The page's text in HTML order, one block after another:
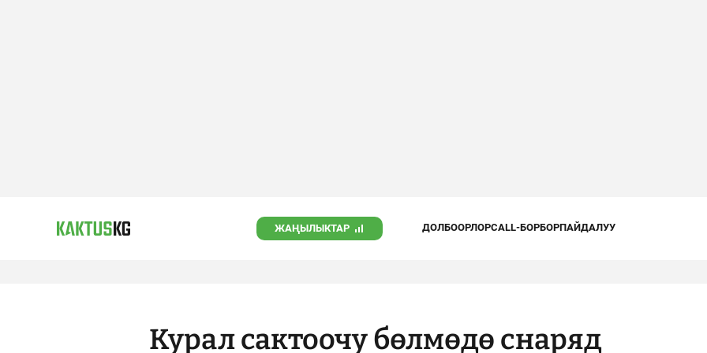
ЖАҢЫЛЫКТАР ДОЛБООРЛОРCALL-БОРБОРПАЙДАЛУУ
Курал сактоочу бөлмөдө снаряд